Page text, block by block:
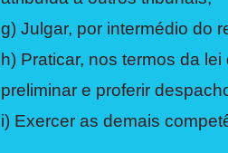
g) Julgar, por intermédio do
h) Praticar, nos termos da
preliminar e proferir
i) Exercer as demais